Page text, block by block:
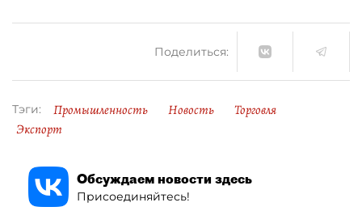
Поделиться:
Тэги: Промышленность Новость
Торговля
Экспорт
Обсуждаем новости здесь
Присоединяйтесь!